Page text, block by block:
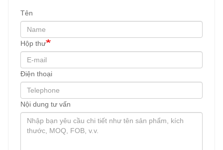
Tên
Hộp thư
Điện thoại
Nội dung tư vấn